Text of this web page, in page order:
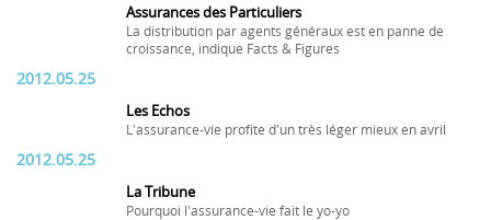
Assurances des Particuliers
La distribution par agents généraux est en panne de
croissance, indique Facts & Figures
2012.05.25
Les Echos
L'assurance-vie profite d'un très léger mieux en avril
2012.05.25
La Tribune
Pourquoi l'assurance-vie fait le yo-yo